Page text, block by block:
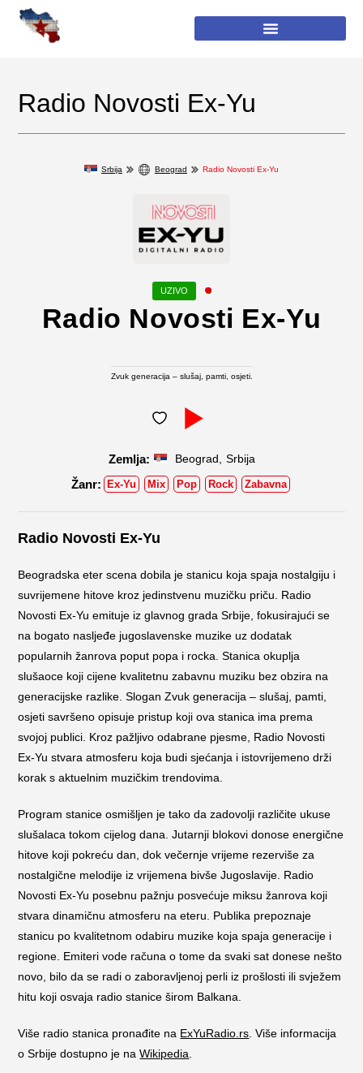
Radio Novosti Ex-Yu
Srbija Beograd Radio Novosti Ex-Yu
Radio Novosti Ex-Yu
Zvuk generacija – slušaj, pamti, osjeti.
Beograd Srbija
Ex-Yu Mix Pop Rock Zabavna
Radio Novosti Ex-Yu
Beogradska eter scena dobila je stanicu koja spaja nostalgiju i
suvrijemene hitove kroz jedinstvenu muzičku priču. Radio
Novosti Ex-Yu emituje iz glavnog grada Srbije, fokusirajući se
na bogato nasljeđe jugoslavenske muzike uz dodatak
popularnih žanrova poput popa i rocka. Stanica okuplja
slušaoce koji cijene kvalitetnu zabavnu muziku bez obzira na
generacijske razlike. Slogan Zvuk generacija – slušaj, pamti,
osjeti savršeno opisuje pristup koji ova stanica ima prema
svojoj publici. Kroz pažljivo odabrane pjesme, Radio Novosti
Ex-Yu stvara atmosferu koja budi sjećanja i istovrijemeno drži
korak s aktuelnim muzičkim trendovima.
Program stanice osmišljen je tako da zadovolji različite ukuse
slušalaca tokom cijelog dana. Jutarnji blokovi donose energične
hitove koji pokreću dan, dok večernje vrijeme rezerviše za
nostalgične melodije iz vrijemena bivše Jugoslavije. Radio
Novosti Ex-Yu posebnu pažnju posvećuje miksu žanrova koji
stvara dinamičnu atmosferu na eteru. Publika prepoznaje
stanicu po kvalitetnom odabiru muzike koja spaja generacije i
regione. Emiteri vode računa o tome da svaki sat donese nešto
novo, bilo da se radi o zaboravljenoj perli iz prošlosti ili svježem
hitu koji osvaja radio stanice širom Balkana.
Više radio stanica pronađite na ExYuRadio.rs . Više informacija
o Srbije dostupno je naWikipedia